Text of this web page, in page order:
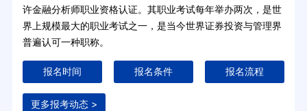
许金融分析师职业资格认证。其职业考试每年举办两次，是世
界上规模最大的职业考试之一，是当今世界证券投资与管理界
普遍认可一种职称。
报名时间 报名条件 报名流程
更多报考动态 >